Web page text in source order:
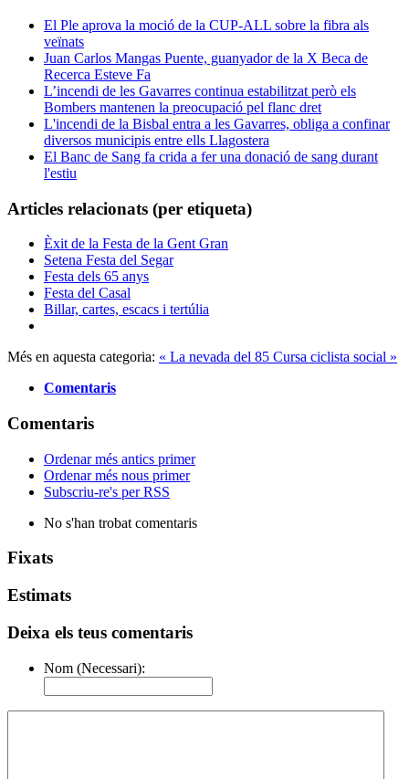
El Ple aprova la moció de la CUP-ALL sobre la fibra als
veïnats
Juan Carlos Mangas Puente, guanyador de la X Beca de
Recerca Esteve Fa
L’incendi de les Gavarres continua estabilitzat però els
Bombers mantenen la preocupació pel flanc dret
L'incendi de la Bisbal entra a les Gavarres, obliga a confinar
diversos municipis entre ells Llagostera
El Banc de Sang fa crida a fer una donació de sang durant
l'estiu
Articles relacionats (per etiqueta)
Èxit de la Festa de la Gent Gran
Setena Festa del Segar
Festa dels 65 anys
Festa del Casal
Billar, cartes, escacs i tertúlia
Més en aquesta categoria: « La nevada del 85 Cursa ciclista social »
Comentaris
Comentaris
Ordenar més antics primer
Ordenar més nous primer
Subscriu-re's per RSS
No s'han trobat comentaris
Fixats
Estimats
Deixa els teus comentaris
Nom (Necessari):